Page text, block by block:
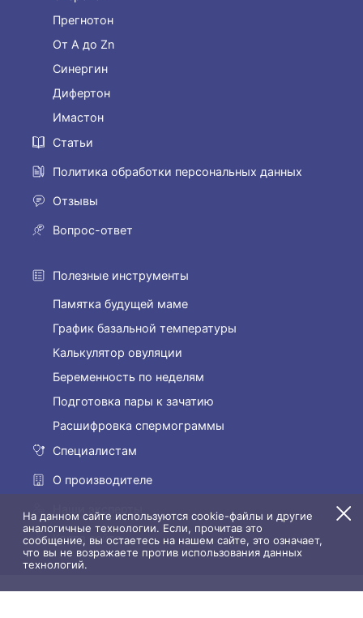
Прегнотон
От А до Zn
Синергин
Дифертон
Имастон
Статьи
Политика обработки персональных данных
Отзывы
Вопрос-ответ
Полезные инструменты
Памятка будущей маме
График базальной температуры
Калькулятор овуляции
Беременность по неделям
Подготовка пары к зачатию
Расшифровка спермограммы
Специалистам
О производителе
Наши эксперты
Карта сайта
На данном сайте используются cookie-файлы и другие
аналогичные технологии. Если, прочитав это
сообщение, вы остаетесь на нашем сайте, это означает,
что вы не возражаете против использования данных
технологий.